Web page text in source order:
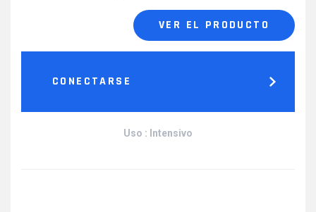
VER EL PRODUCTO
CONECTARSE
Uso : Intensivo